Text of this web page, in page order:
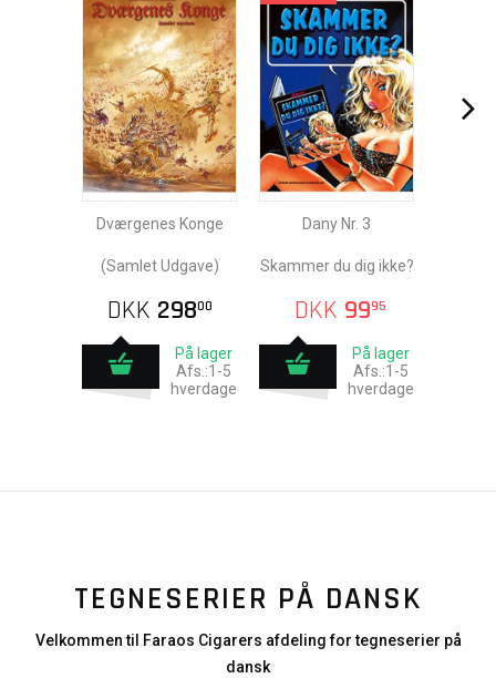
Dværgenes Konge
(Samlet Udgave)
DKK 29800
På lager
Afs.:1-5
hverdage
Dany Nr. 3
Skammer du dig ikke?
DKK 9995
På lager
Afs.:1-5
hverdage
TEGNESERIER PÅ DANSK
Velkommen til Faraos Cigarers afdeling for tegneserier på
dansk